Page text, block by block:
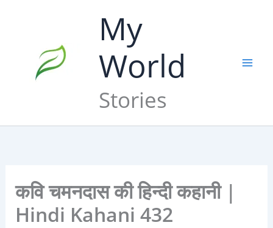
My
World
Stories
कवि चमनदास की हिन्दी कहानी |
Hindi Kahani 432